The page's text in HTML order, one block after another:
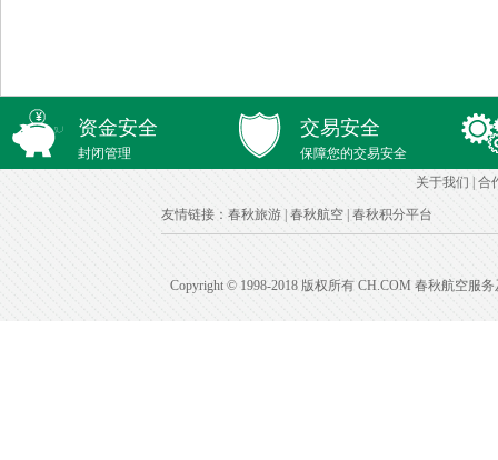
资金安全
封闭管理
交易安全
保障您的交易安全
关于我们
合
友情链接： 春秋旅游 春秋航空 春秋积分平台
Copyright © 1998-2018 版权所有 CH.COM 春秋航空服